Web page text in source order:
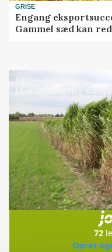
GRISE
Engang
Gammel sæd kan
ARRANGEMENT
Markvandring
i
72
Opret